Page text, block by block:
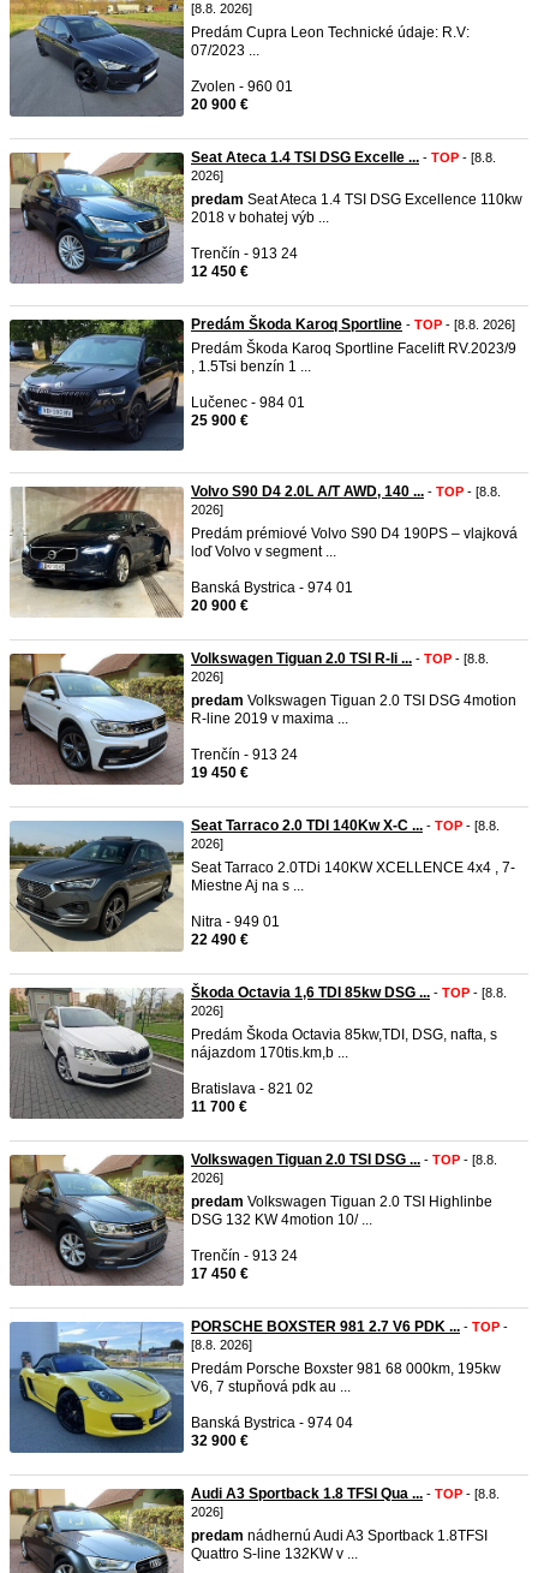
[8.8. 2026]
Predám Cupra Leon Technické údaje: R.V:
07/2023 ...
Zvolen - 960 01
20 900 €
Seat Ateca 1.4 TSI DSG Excelle ... - TOP - [8.8.
2026]
predam Seat Ateca 1.4 TSI DSG Excellence 110kw
2018 v bohatej výb ...
Trenčín - 913 24
12 450 €
Predám Škoda Karoq Sportline - TOP - [8.8. 2026]
Predám Škoda Karoq Sportline Facelift RV.2023/9
, 1.5Tsi benzín 1 ...
Lučenec - 984 01
25 900 €
Volvo S90 D4 2.0L A/T AWD, 140 ... - TOP - [8.8.
2026]
Predám prémiové Volvo S90 D4 190PS – vlajková
loď Volvo v segment ...
Banská Bystrica - 974 01
20 900 €
Volkswagen Tiguan 2.0 TSI R-li ... - TOP - [8.8.
2026]
predam Volkswagen Tiguan 2.0 TSI DSG 4motion
R-line 2019 v maxima ...
Trenčín - 913 24
19 450 €
Seat Tarraco 2.0 TDI 140Kw X-C ... - TOP - [8.8.
2026]
Seat Tarraco 2.0TDi 140KW XCELLENCE 4x4 , 7-
Miestne Aj na s ...
Nitra - 949 01
22 490 €
Škoda Octavia 1,6 TDI 85kw DSG ... - TOP - [8.8.
2026]
Predám Škoda Octavia 85kw,TDI, DSG, nafta, s
nájazdom 170tis.km,b ...
Bratislava - 821 02
11 700 €
Volkswagen Tiguan 2.0 TSI DSG ... - TOP - [8.8.
2026]
predam Volkswagen Tiguan 2.0 TSI Highlinbe
DSG 132 KW 4motion 10/ ...
Trenčín - 913 24
17 450 €
PORSCHE BOXSTER 981 2.7 V6 PDK ... - TOP -
[8.8. 2026]
Predám Porsche Boxster 981 68 000km, 195kw
V6, 7 stupňová pdk au ...
Banská Bystrica - 974 04
32 900 €
Audi A3 Sportback 1.8 TFSI Qua ... - TOP - [8.8.
2026]
predam nádhernú Audi A3 Sportback 1.8TFSI
Quattro S-line 132KW v ...